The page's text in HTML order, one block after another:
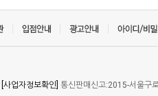
[사업자정보확인] 통신판매신고:2015-서울구